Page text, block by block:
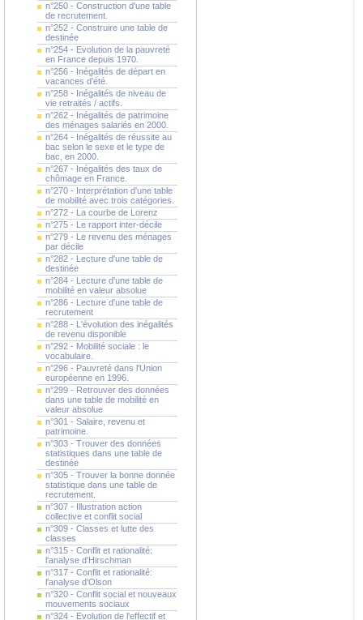
n°250 - Construction d'une table
de recrutement.
n°252 - Construire une table de
destinée
n°254 - Evolution de la pauvreté
en France depuis 1970.
n°256 - Inégalités de départ en
vacances d'été.
n°258 - Inégalités de niveau de
vie retraités / actifs.
n°262 - Inégalités de patrimoine
des ménages salariés en 2000.
n°264 - Inégalités de réussite au
bac selon le sexe et le type de
bac, en 2000.
n°267 - Inégalités des taux de
chômage en France.
n°270 - Interprétation d'une table
de mobilité avec trois catégories.
n°272 - La courbe de Lorenz
n°275 - Le rapport inter-décile
n°279 - Le revenu des ménages
par décile
n°282 - Lecture d'une table de
destinée
n°284 - Lecture d'une table de
mobilité en valeur absolue
n°286 - Lecture d'une table de
recrutement
n°288 - L'évolution des inégalités
de revenu disponible
n°292 - Mobilité sociale : le
vocabulaire.
n°296 - Pauvreté dans l'Union
européenne en 1996.
n°299 - Retrouver des données
dans une table de mobilité en
valeur absolue
n°301 - Salaire, revenu et
patrimoine.
n°303 - Trouver des données
statistiques dans une table de
destinée
n°305 - Trouver la bonne donnée
statistique dans une table de
recrutement.
n°307 - Illustration action
collective et conflit social
n°309 - Classes et lutte des
classes
n°315 - Conflit et rationalité:
l'analyse d'Hirschman
n°317 - Conflit et rationalité:
l'analyse d'Olson
n°320 - Conflit social et nouveaux
mouvements sociaux
n°324 - Evolution de l'effectif et